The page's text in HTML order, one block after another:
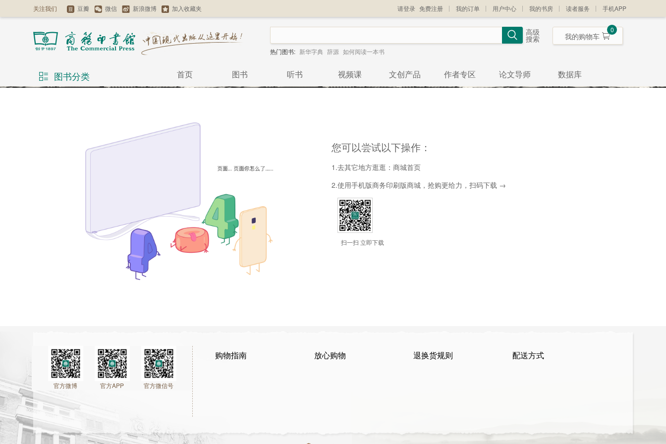
关注我们 豆瓣 微信 新浪微博 加入收藏夹 请登录 免费注册 我的订单 用户中心 我的书房 读者服务 手机APP
高级
搜索
热门图书: 新华字典 辞源 如何阅读一本书
我的购物车
0
图书分类 首页 图书 听书 视频课 文创产品 作者专区 论文导师 数据库
您可以尝试以下操作：
1.去其它地方逛逛： 商城首页
2.使用手机版商务印刷版商城，抢购更给力，扫码下载 →
扫一扫 立即下载
官方微博 官方APP 官方微信号
购物指南 放心购物 退换货规则 配送方式